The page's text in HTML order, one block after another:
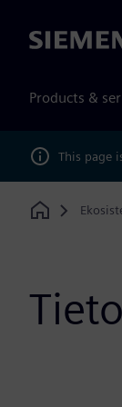
Siemens
Products &
This page
Home